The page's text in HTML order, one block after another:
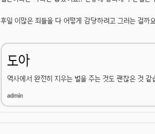
후일 이많은 죄들을 다 어떻게 감당하려고 그러는 걸까
도아
역사에서 완전히 지우는 벌을 주는 것도 괜찮은 것 같